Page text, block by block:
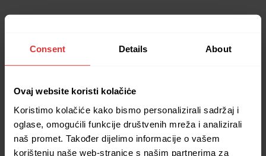
Consent Details About
Ovaj website koristi kolačiċe
Koristimo kolačiće kako bismo personalizirali sadržaj i
oglase, omogućili funkcije društvenih mreža i analizirali
naš promet. Također dijelimo informacije o vašem
korištenju naše web-stranice s našim partnerima za